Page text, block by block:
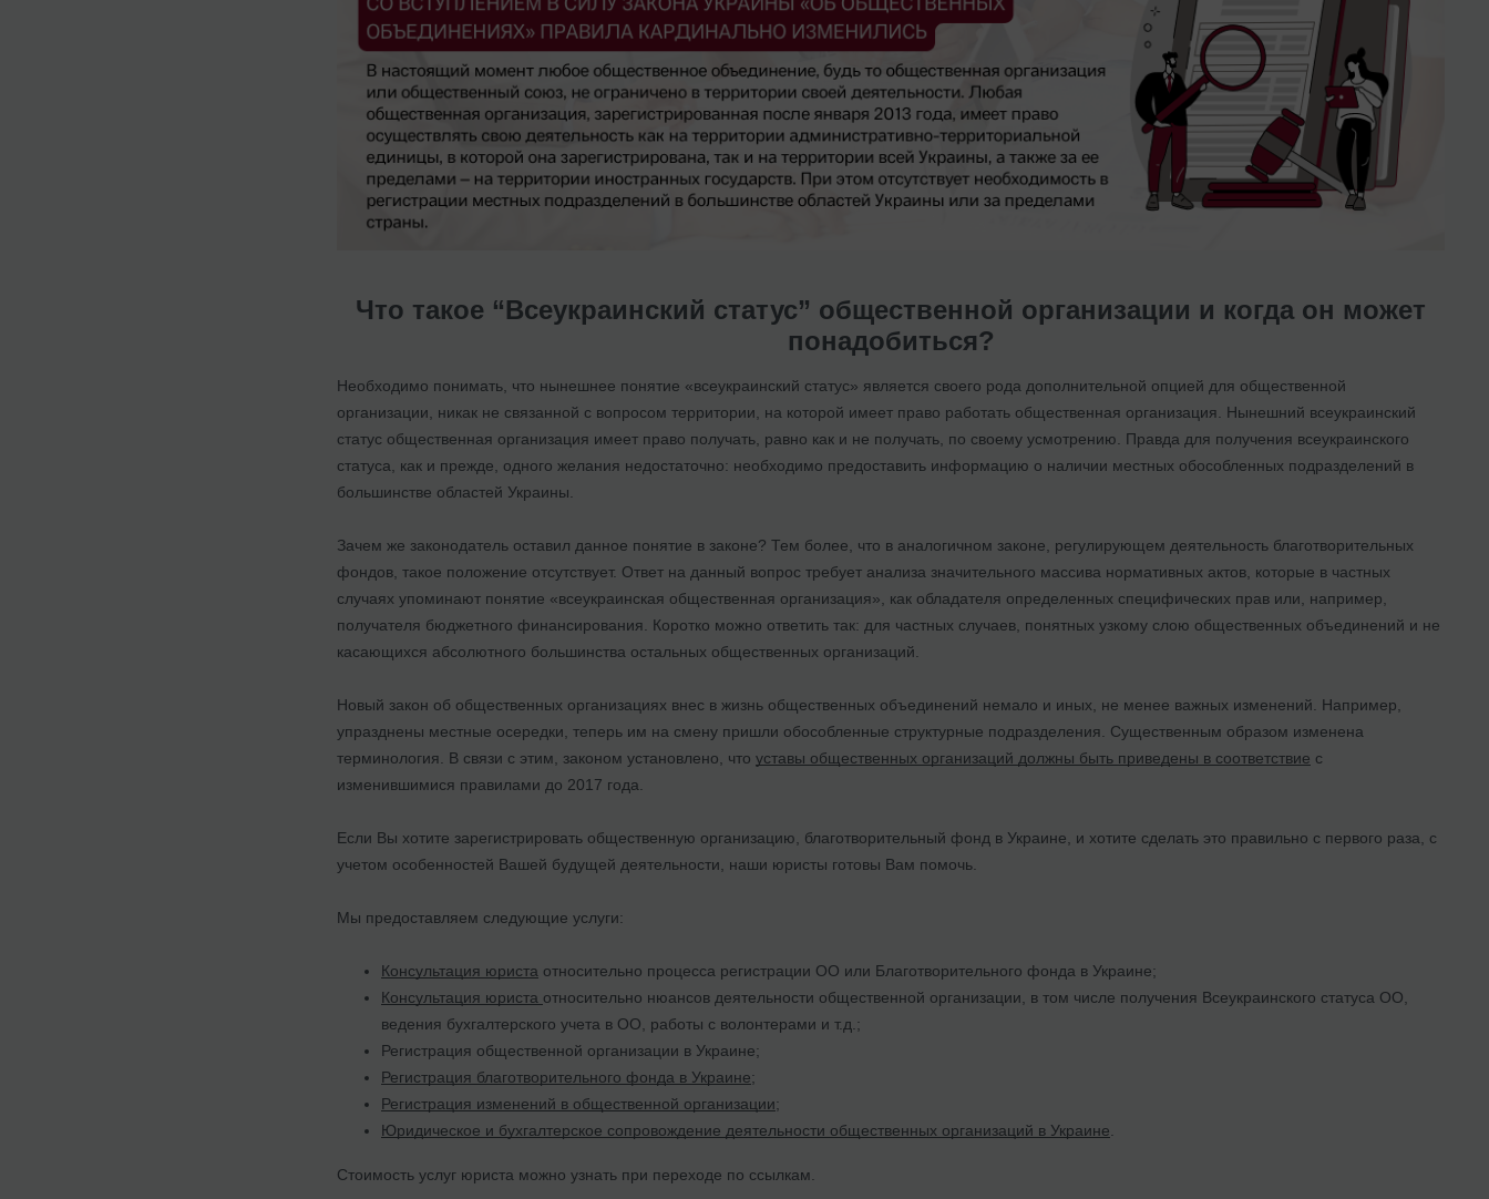
Что такое “Всеукраинский статус” общественной организации и когда он может
понадобиться?
Необходимо понимать, что нынешнее понятие «всеукраинский статус» является своего рода дополнительной опцией для общественной
организации, никак не связанной с вопросом территории, на которой имеет право работать общественная организация. Нынешний всеукраинский
статус общественная организация имеет право получать, равно как и не получать, по своему усмотрению. Правда для получения всеукраинского
статуса, как и прежде, одного желания недостаточно: необходимо предоставить информацию о наличии местных обособленных подразделений в
большинстве областей Украины.
Зачем же законодатель оставил данное понятие в законе? Тем более, что в аналогичном законе, регулирующем деятельность благотворительных
фондов, такое положение отсутствует. Ответ на данный вопрос требует анализа значительного массива нормативных актов, которые в частных
случаях упоминают понятие «всеукраинская общественная организация», как обладателя определенных специфических прав или, например,
получателя бюджетного финансирования. Коротко можно ответить так: для частных случаев, понятных узкому слою общественных объединений и не
касающихся абсолютного большинства остальных общественных организаций.
Новый закон об общественных организациях внес в жизнь общественных объединений немало и иных, не менее важных изменений. Например,
упразднены местные осередки, теперь им на смену пришли обособленные структурные подразделения. Существенным образом изменена
терминология. В связи с этим, законом установлено, что уставы общественных организаций должны быть приведены в соответствие с
изменившимися правилами до 2017 года.
Если Вы хотите зарегистрировать общественную организацию, благотворительный фонд в Украине, и хотите сделать это правильно с первого раза, с
учетом особенностей Вашей будущей деятельности, наши юристы готовы Вам помочь.
Мы предоставляем следующие услуги:
Консультация юриста относительно процесса регистрации ОО или Благотворительного фонда в Украине;
Консультация юриста относительно нюансов деятельности общественной организации, в том числе получения Всеукраинского статуса ОО,
ведения бухгалтерского учета в ОО, работы с волонтерами и т.д.;
Регистрация общественной организации в Украине;
Регистрация благотворительного фонда в Украине;
Регистрация изменений в общественной организации;
Юридическое и бухгалтерское сопровождение деятельности общественных организаций в Украине
Стоимость услуг юриста можно узнать при переходе по ссылкам.